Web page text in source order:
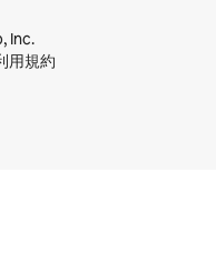
Inc.
用規約